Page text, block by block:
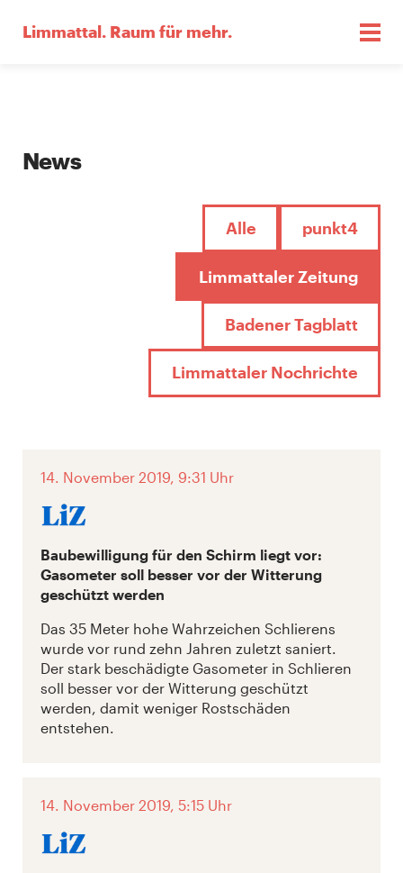
Limmattal. Raum für mehr.
News
Alle punkt4
Limmattaler Zeitung
Badener Tagblatt
Limmattaler Nochrichte
14. November 2019, 9:31 Uhr
Baubewilligung für den Schirm liegt vor:
Gasometer soll besser vor der Witterung
geschützt werden
Das 35 Meter hohe Wahrzeichen Schlierens
wurde vor rund zehn Jahren zuletzt saniert.
Der stark beschädigte Gasometer in Schlieren
soll besser vor der Witterung geschützt
werden, damit weniger Rostschäden
entstehen.
14. November 2019, 5:15 Uhr